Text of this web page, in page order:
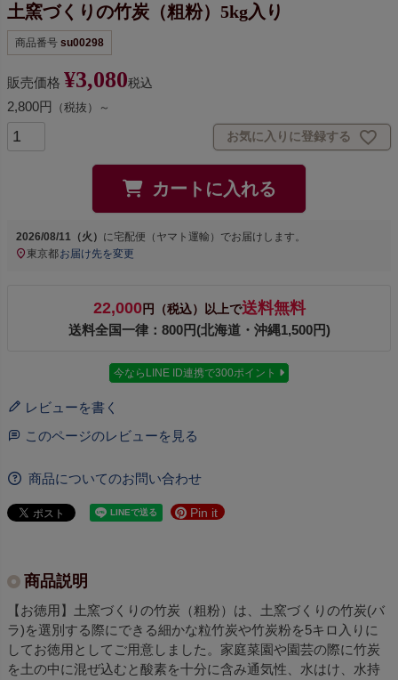
土窯づくりの竹炭（粗粉）5kg入り
商品番号 su00298
販売価格 ¥3,080税込
2,800円 （税抜）～
お気に入りに登録する
カートに入れる
2026/08/11（火） に 宅配便（ヤマト運輸） でお届けします。
東京都お届け先を変更
22,000円（税込）以上で送料無料
送料全国一律：800円(北海道・沖縄1,500円)
今ならLINE ID連携で300ポイント
レビューを書く
このページのレビューを見る
商品についてのお問い合わせ
Pin it
商品説明
【お徳用】土窯づくりの竹炭（粗粉）は、土窯づくりの竹炭(バ
ラ)を選別する際にできる細かな粒竹炭や竹炭粉を5キロ入りに
してお徳用としてご用意しました。家庭菜園や園芸の際に竹炭
を土の中に混ぜ込むと酸素を十分に含み通気性、水はけ、水持